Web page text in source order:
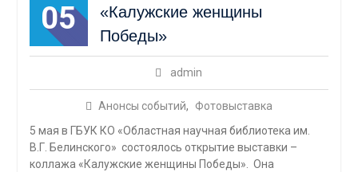
05
«Калужские женщины
Победы»
admin
Анонсы событий,
Фотовыставка
5 мая в ГБУК КО «Областная научная библиотека им.
В.Г. Белинского» состоялось открытие выставки –
коллажа «Калужские женщины Победы». Она